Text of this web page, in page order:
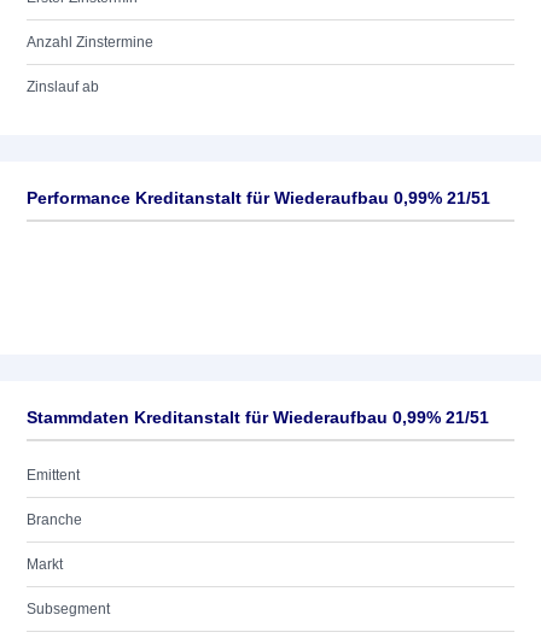
Anzahl Zinstermine
Zinslauf ab
Performance Kreditanstalt für Wiederaufbau 0,99% 21/51
Stammdaten Kreditanstalt für Wiederaufbau 0,99% 21/51
Emittent
Branche
Markt
Subsegment